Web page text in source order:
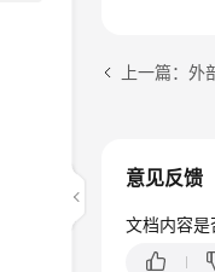
上一篇：外
意见反馈
文档内容是